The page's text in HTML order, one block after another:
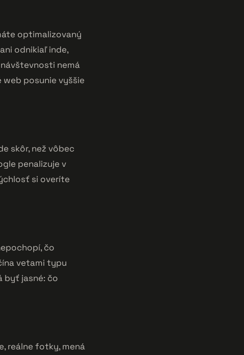
optimalizovaný
odnikiaľ inde,
nemá
web posunie vyššie
skôr, než vôbec
penalizuje v
si overíte
čo
vetami typu
byť jasné: čo
reálne fotky, mená